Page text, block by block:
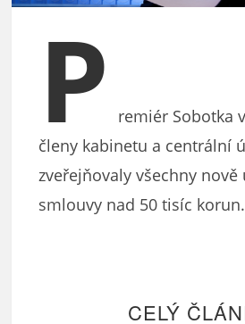
P
remiér Sobotka
členy kabinetu a centrální
zveřejňovaly všechny nově
smlouvy nad 50 tisíc korun.
CELÝ